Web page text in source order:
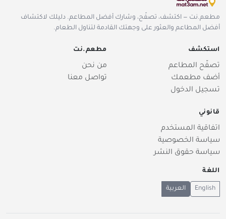
مطعم.نت — اكتشف، تصفّح، وشارك أفضل المطاعم. دليلك لاكتشاف
أفضل المطاعم والعثور على وجهتك القادمة لتناول الطعام.
استكشف
تصفّح المطاعم
أضف مطعمك
تسجيل الدخول
مطعم.نت
من نحن
تواصل معنا
قانوني
اتفاقية المستخدم
سياسة الخصوصية
سياسة حقوق النشر
اللغة
English العربية